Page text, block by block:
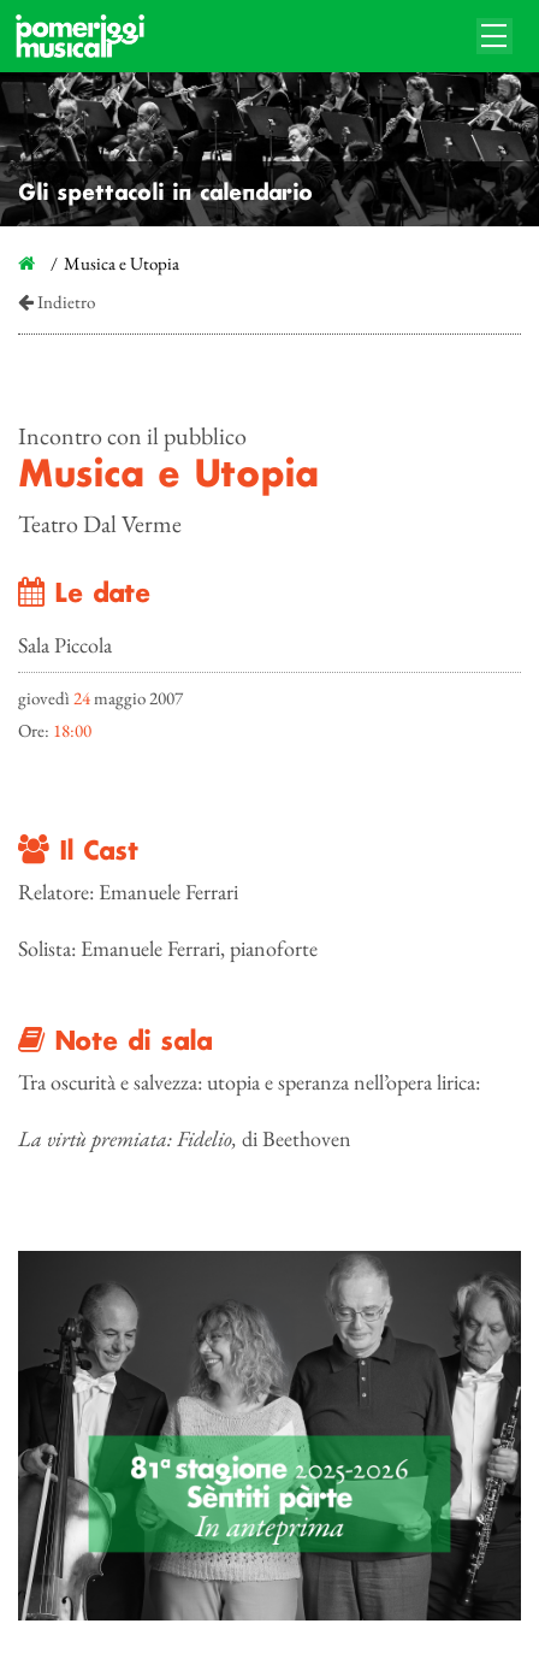
Gli spettacoli in calendario
Musica e Utopia
Indietro
Incontro con il pubblico
Musica e Utopia
Teatro Dal Verme
Le date
Sala Piccola
giovedì 24maggio 2007
Ore: 18:00
Il Cast
Relatore: Emanuele Ferrari
Solista: Emanuele Ferrari, pianoforte
Note di sala
Tra oscurità e salvezza: utopia e speranza nell’opera lirica:
La virtù premiata: Fidelio, di Beethoven